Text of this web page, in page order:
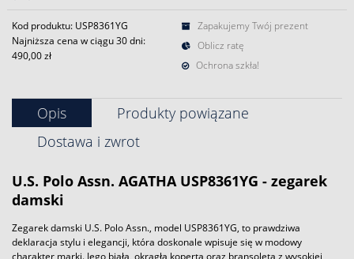
Kod produktu: USP8361YG
Najniższa cena w ciągu 30 dni:
490,00 zł
Zapakujemy Twój prezent
Oblicz ratę
Ochrona szkła!
Opis
Produkty powiązane
Dostawa i zwrot
U.S. Polo Assn. AGATHA USP8361YG - zegarek
damski
Zegarek damski U.S. Polo Assn., model USP8361YG, to prawdziwa
deklaracja stylu i elegancji, która doskonale wpisuje się w modowy
charakter marki. Jego biała, okrągła koperta oraz bransoleta z wysokiej